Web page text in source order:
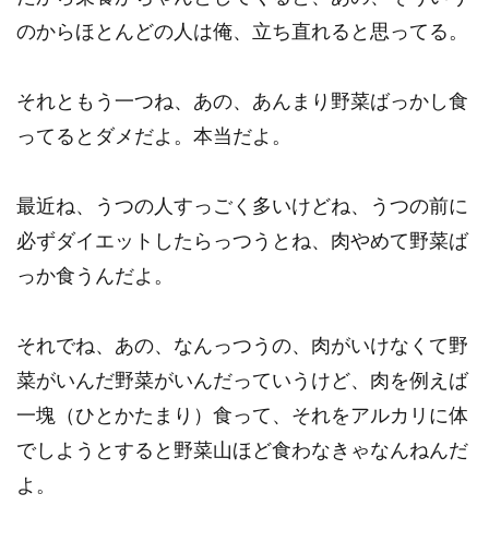
のからほとんどの人は俺、立ち直れると思ってる。
それともう一つね、あの、あんまり野菜ばっかし食
ってるとダメだよ。本当だよ。
最近ね、うつの人すっごく多いけどね、うつの前に
必ずダイエットしたらっつうとね、肉やめて野菜ば
っか食うんだよ。
それでね、あの、なんっつうの、肉がいけなくて野
菜がいんだ野菜がいんだっていうけど、肉を例えば
一塊（ひとかたまり）食って、それをアルカリに体
でしようとすると野菜山ほど食わなきゃなんねんだ
よ。